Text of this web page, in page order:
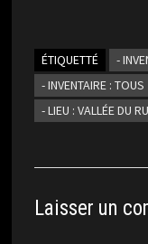
ÉTIQUETTÉ
-
- INVENTAIRE : TOUS
- LIEU : VALLÉE DU
Laisser un